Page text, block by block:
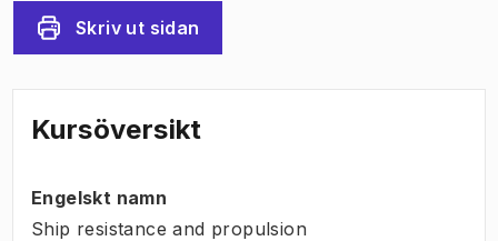
Skriv ut sidan
Kursöversikt
Engelskt namn
Ship resistance and propulsion